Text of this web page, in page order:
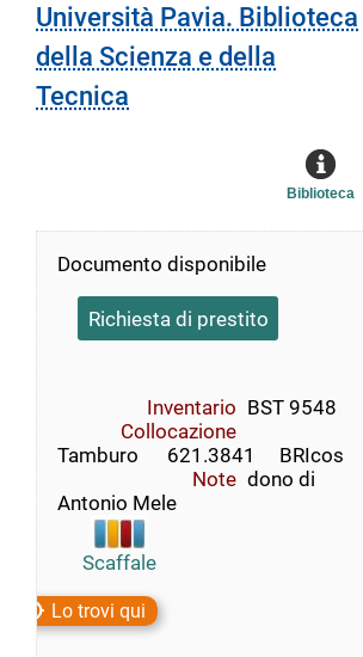
Università Pavia. Biblioteca
della Scienza e della
Tecnica
Biblioteca
Documento disponibile
Richiesta di prestito
Inventario BST 9548
Collocazione
Tamburo      621.3841     BRIcos
Note dono di
Antonio Mele
Scaffale
Lo trovi qui